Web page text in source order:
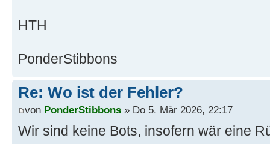
HTH
PonderStibbons
Re: Wo ist der Fehler?
von PonderStibbons » Do 5. Mär 2026, 22:17
Wir sind keine Bots, insofern wär eine